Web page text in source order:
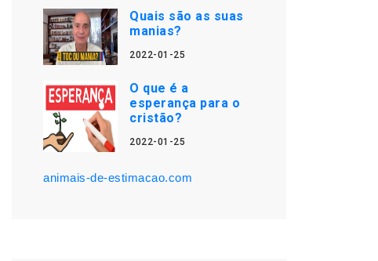
Quais são as suas
manias?
2022-01-25
O que é a
esperança para o
cristão?
2022-01-25
animais-de-estimacao.com